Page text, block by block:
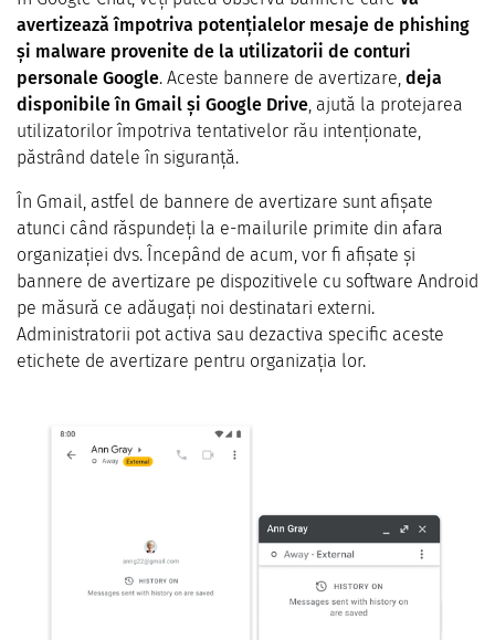
avertizează împotriva potențialelor mesaje de phishing
și malware provenite de la utilizatorii de conturi
personale Google. Aceste bannere de avertizare, deja
disponibile în Gmail și Google Drive , ajută la protejarea
utilizatorilor împotriva tentativelor rău intenționate,
păstrând datele în siguranță.
În Gmail, astfel de bannere de avertizare sunt afișate
atunci când răspundeți la e-mailurile primite din afara
organizației dvs. Începând de acum, vor fi afișate și
bannere de avertizare pe dispozitivele cu software Android
pe măsură ce adăugați noi destinatari externi.
Administratorii pot activa sau dezactiva specific aceste
etichete de avertizare pentru organizația lor.